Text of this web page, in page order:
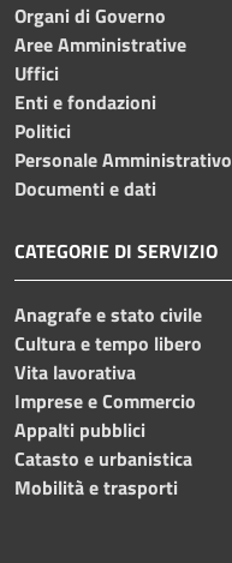
Organi di Governo
Aree Amministrative
Uffici
Enti e fondazioni
Politici
Personale Amministrativo
Documenti e dati
CATEGORIE DI SERVIZIO
Anagrafe e stato civile
Cultura e tempo libero
Vita lavorativa
Imprese e Commercio
Appalti pubblici
Catasto e urbanistica
Mobilità e trasporti